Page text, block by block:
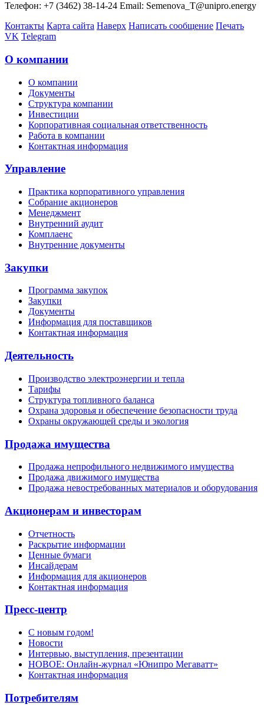
Телефон: +7 (3462) 38-14-24 Email: Semenova_T@unipro.energy
Контакты Карта сайта Наверх Написать сообщение Печать
VK Telegram
О компании
О компании
Документы
Структура компании
Инвестиции
Корпоративная социальная ответственность
Работа в компании
Контактная информация
Управление
Практика корпоративного управления
Собрание акционеров
Менеджмент
Внутренний аудит
Комплаенс
Внутренние документы
Закупки
Программа закупок
Закупки
Документы
Информация для поставщиков
Контактная информация
Деятельность
Производство электроэнергии и тепла
Тарифы
Структура топливного баланса
Охрана здоровья и обеспечение безопасности труда
Охраны окружающей среды и экология
Продажа имущества
Продажа непрофильного недвижимого имущества
Продажа движимого имущества
Продажа невостребованных материалов и оборудования
Акционерам и инвесторам
Отчетность
Раскрытие информации
Ценные бумаги
Инсайдерам
Информация для акционеров
Контактная информация
Пресс-центр
С новым годом!
Новости
Интервью, выступления, презентации
НОВОЕ: Онлайн-журнал «Юнипро Мегаватт»
Контактная информация
Потребителям